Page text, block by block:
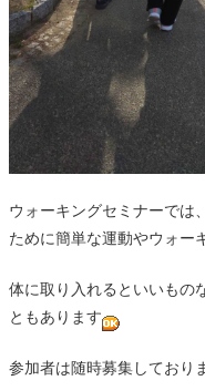
ウォーキングセミナーでは
ために簡単な運動やウォー
体に取り入れるといいもの
ともあります
参加者は随時募集しており